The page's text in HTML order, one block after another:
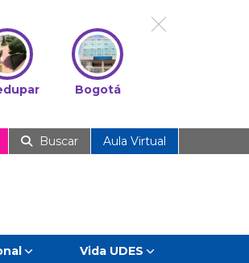
Bogotá
Buscar Aula Virtual
Vida UDES